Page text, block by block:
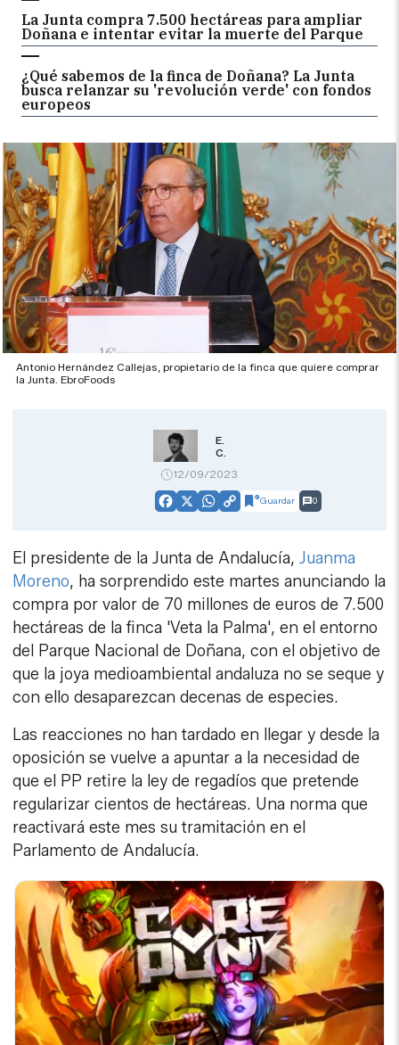
La Junta compra 7.500 hectáreas para ampliar
Doñana e intentar evitar la muerte del Parque
¿Qué sabemos de la finca de Doñana? La Junta
busca relanzar su 'revolución verde' con fondos
europeos
Antonio Hernández Callejas, propietario de la finca que quiere comprar
la Junta. EbroFoods
E.
C.
12/09/2023
Facebook
X WhatsApp
CopyGuardar 0
El presidente de la Junta de Andalucía,Juanma
Moreno, ha sorprendido este martes anunciando la
compra por valor de 70 millones de euros de 7.500
hectáreas de la finca 'Veta la Palma', en el entorno
del Parque Nacional de Doñana, con el objetivo de
que la joya medioambiental andaluza no se seque y
con ello desaparezcan decenas de especies.
Las reacciones no han tardado en llegar y desde la
oposición se vuelve a apuntar a la necesidad de
que el PP retire la ley de regadíos que pretende
regularizar cientos de hectáreas. Una norma que
reactivará este mes su tramitación en el
Parlamento de Andalucía.